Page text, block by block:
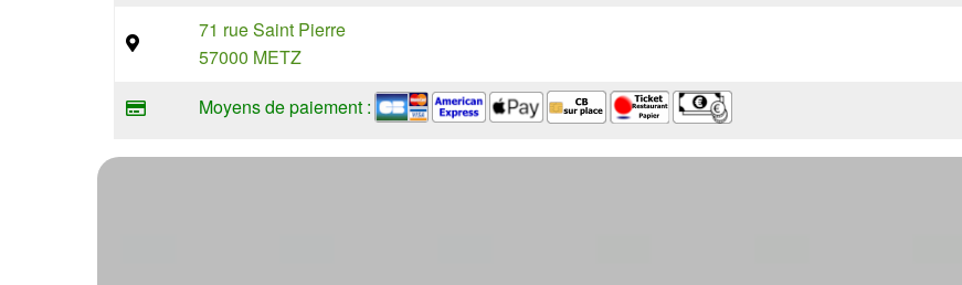
71 rue Saint Pierre
57000 METZ
Moyens de paiement :